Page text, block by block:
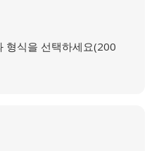
형식을 선택하세요(200